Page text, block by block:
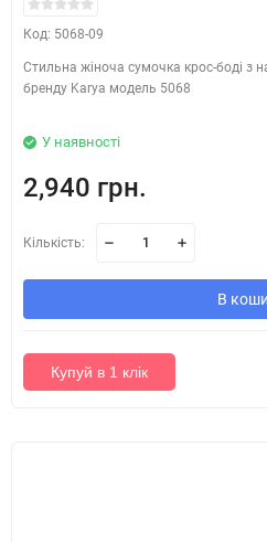
Код: 5068-09
Стильна жіноча сумочка крос-боді з
бренду Karya модель 5068
У наявності
2,940 грн.
Кількість:
В
Купуй в 1 клік